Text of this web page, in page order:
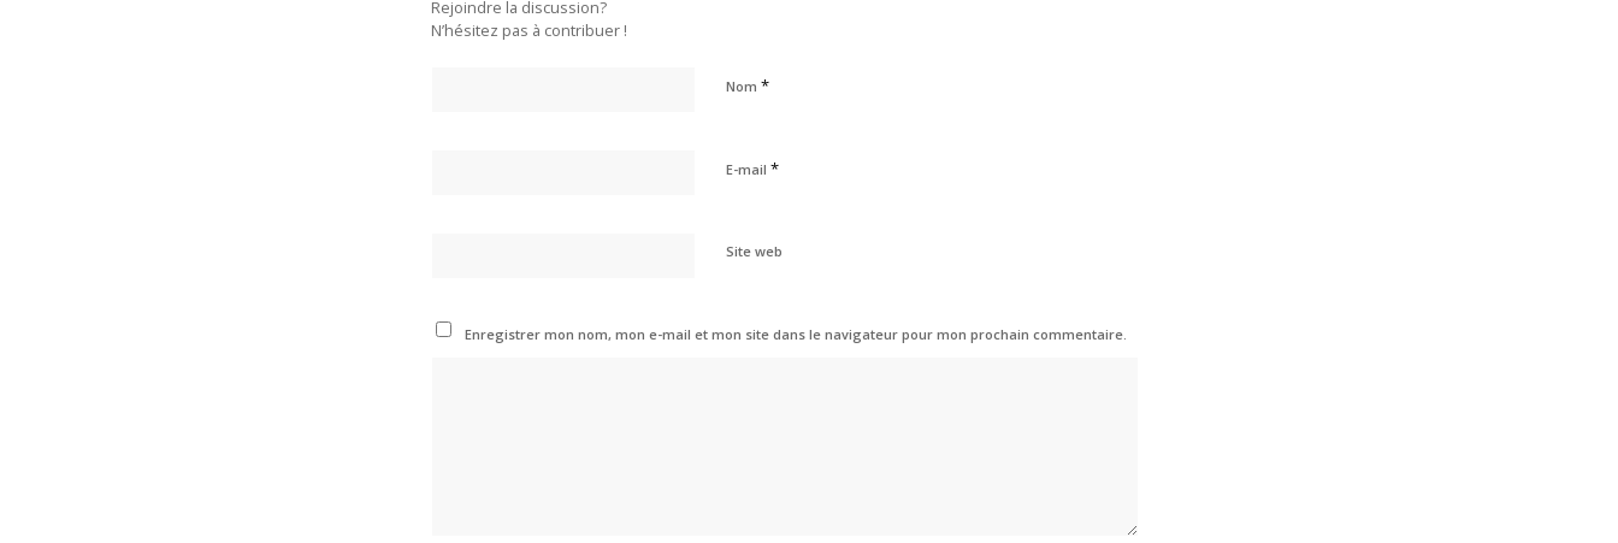
Rejoindre la discussion?
N’hésitez pas à contribuer !
Nom*
E-mail*
Site web
Enregistrer mon nom, mon e-mail et mon site dans le navigateur pour mon prochain commentaire.